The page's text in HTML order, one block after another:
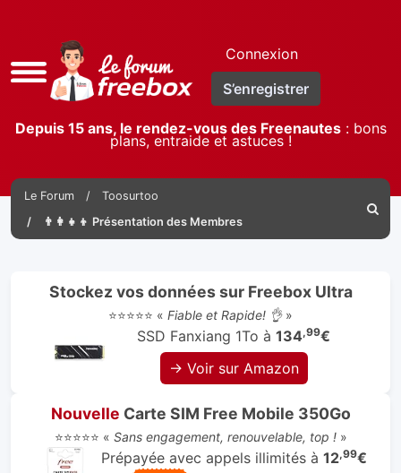
Accès
rapide
Connexion
S’enregistrer
Depuis 15 ans, le rendez-vous des Freenautes: bons
plans, entraide et astuces !
Le Forum
Toosurtoo
👨‍👩‍👧‍👦 Présentation des Membres
Stockez vos données sur Freebox Ultra
⭐⭐⭐⭐⭐ « Fiable et Rapide! 👌»
SSD Fanxiang 1To à 134,99€
→ Voir sur Amazon
Nouvelle Carte SIM Free Mobile 350Go
⭐⭐⭐⭐⭐ « Sans engagement, renouvelable, top !»
Prépayée avec appels illimités à 12,99€